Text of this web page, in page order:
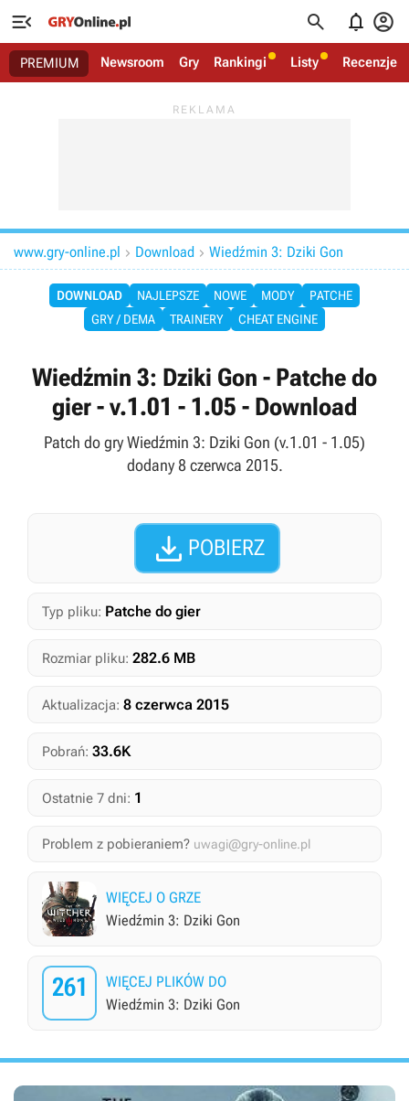
   
PREMIUM Newsroom Gry Rankingi Listy Recenzje
www.gry-online.pl  Download  Wiedźmin 3: Dziki Gon
DOWNLOAD NAJLEPSZE NOWE MODY
PATCHE
GRY / DEMA
TRAINERY CHEAT ENGINE
Wiedźmin 3: Dziki Gon - Patche do
gier - v.1.01 - 1.05 - Download
Patch do gry Wiedźmin 3: Dziki Gon (v.1.01 - 1.05)
dodany 8 czerwca 2015.
 POBIERZ
Typ pliku: Patche do gier
Rozmiar pliku: 282.6 MB
Aktualizacja: 8 czerwca 2015
Pobrań: 33.6K
Ostatnie 7 dni: 1
Problem z pobieraniem? uwagi@gry-online.pl
WIĘCEJ O GRZE
Wiedźmin 3: Dziki Gon
261
WIĘCEJ PLIKÓW DO
Wiedźmin 3: Dziki Gon